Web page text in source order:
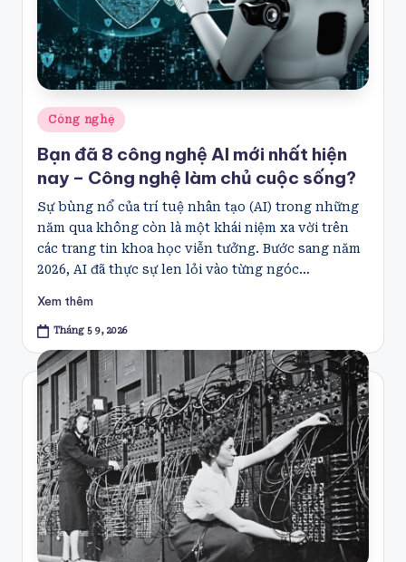
Posted
in
Công nghệ
Bạn đã 8 công nghệ AI mới nhất hiện
nay – Công nghệ làm chủ cuộc sống?
Sự bùng nổ của trí tuệ nhân tạo (AI) trong những
năm qua không còn là một khái niệm xa vời trên
các trang tin khoa học viễn tưởng. Bước sang năm
2026, AI đã thực sự len lỏi vào từng ngóc…
Xem thêm
Tháng 5 9, 2026